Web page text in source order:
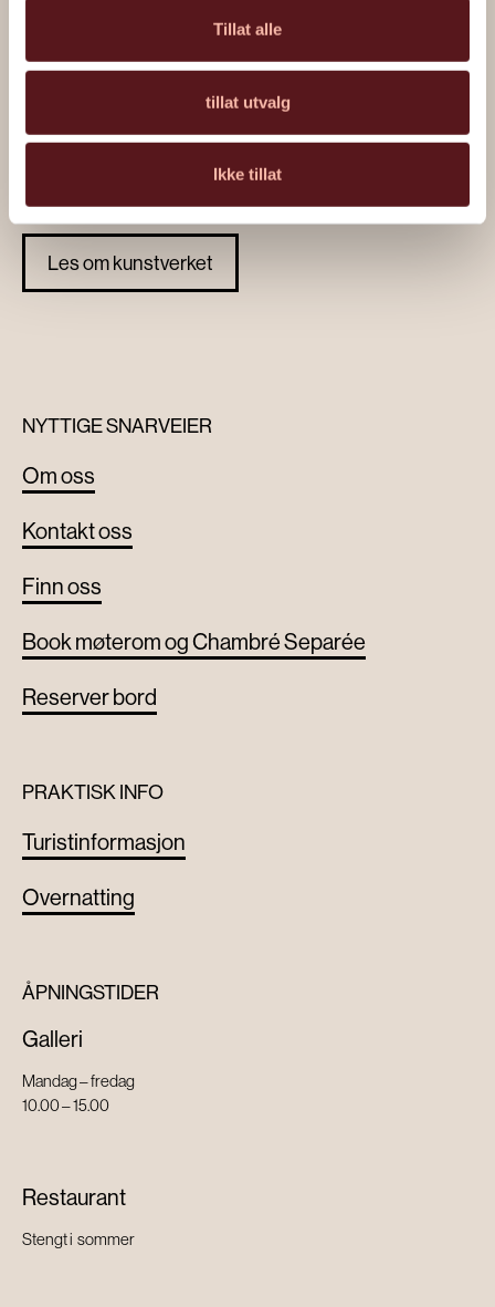
Tillat alle
tillat utvalg
Ikke tillat
“Urfisk” av Håkon Gullvåg
Les om kunstverket
NYTTIGE SNARVEIER
Om oss
Kontakt oss
Finn oss
Book møterom og Chambré Separée
Reserver bord
PRAKTISK INFO
Turistinformasjon
Overnatting
ÅPNINGSTIDER
Galleri
Mandag – fredag
10.00 – 15.00
Restaurant
Stengt i sommer